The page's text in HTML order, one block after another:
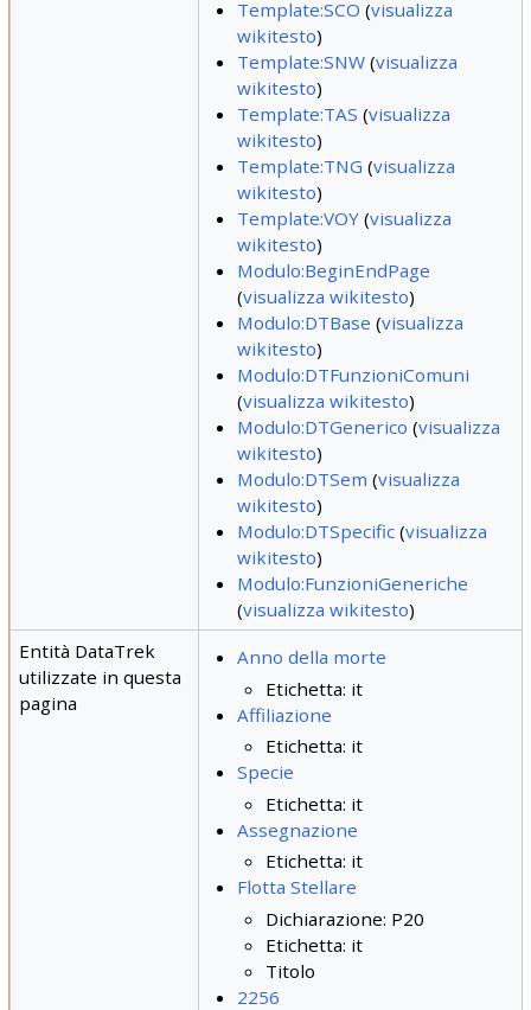
Template:SCO (visualizza
wikitesto)
Template:SNW(visualizza
wikitesto)
Template:TAS (visualizza
wikitesto)
Template:TNG (visualizza
wikitesto)
Template:VOY(visualizza
wikitesto)
Modulo:BeginEndPage
(visualizza wikitesto)
Modulo:DTBase (visualizza
wikitesto)
Modulo:DTFunzioniComuni
(visualizza wikitesto)
Modulo:DTGenerico (visualizza
wikitesto)
Modulo:DTSem (visualizza
wikitesto)
Modulo:DTSpecific(visualizza
wikitesto)
Modulo:FunzioniGeneriche
(visualizza wikitesto)
Entità DataTrek
utilizzate in questa
pagina
Anno della morte
Etichetta: it
Affiliazione
Etichetta: it
Specie
Etichetta: it
Assegnazione
Etichetta: it
Flotta Stellare
Dichiarazione: P20
Etichetta: it
Titolo
2256